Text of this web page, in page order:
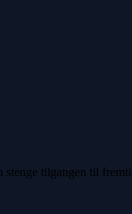
stenge tilgangen til